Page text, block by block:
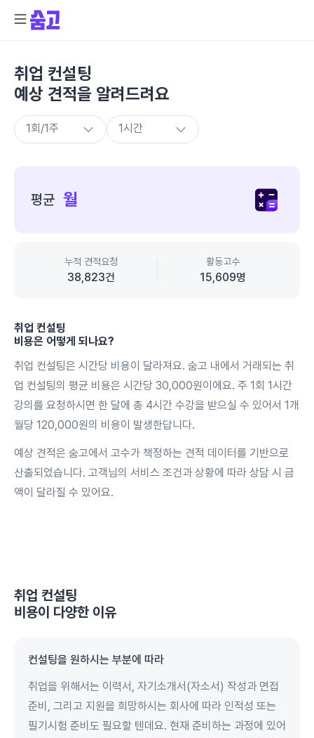
취업 컨설팅
예상 견적을 알려드려요
평균 월
누적 견적요청
38,823건
활동고수
15,609명
취업 컨설팅
비용은 어떻게 되나요?
취업 컨설팅은 시간당 비용이 달라져요. 숨고 내에서 거래되는 취
업 컨설팅의 평균 비용은 시간당 30,000원이에요. 주 1회 1시간
강의를 요청하시면 한 달에 총 4시간 수강을 받으실 수 있어서 1개
월당 120,000원의 비용이 발생한답니다.
예상 견적은 숨고에서 고수가 책정하는 견적 데이터를 기반으로
산출되었습니다. 고객님의 서비스 조건과 상황에 따라 상담 시 금
액이 달라질 수 있어요.
취업 컨설팅
비용이 다양한 이유
컨설팅을 원하시는 부분에 따라
취업을 위해서는 이력서, 자기소개서(자소서) 작성과 면접
준비, 그리고 지원을 희망하시는 회사에 따라 인적성 또는
필기시험 준비도 필요할 텐데요. 현재 준비하는 과정에 있어